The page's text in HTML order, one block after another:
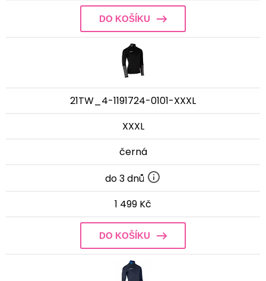
DO KOŠÍKU
21TW_4-1191724-0101-XXXL
XXXL
černá
do 3 dnů
1 499 Kč
DO KOŠÍKU